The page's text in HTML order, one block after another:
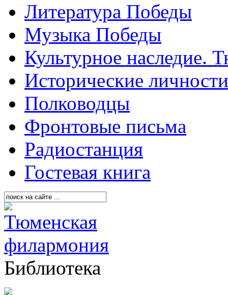
Литература Победы
Музыка Победы
Культурное наследие.
Исторические личности
Полководцы
Фронтовые письма
Радиостанция
Гостевая книга
Библиотека